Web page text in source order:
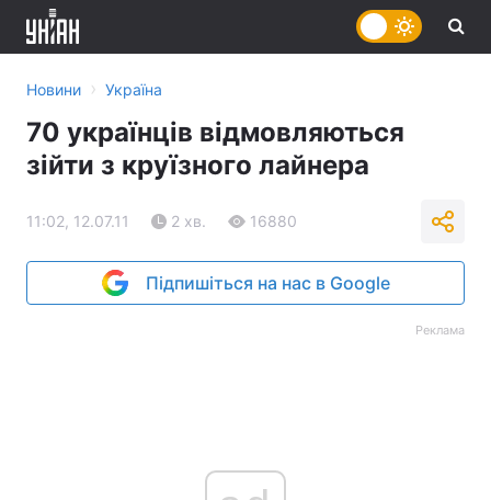
Новини › Україна
70 українців відмовляються
зійти з круїзного лайнера
11:02, 12.07.11 2 хв. 16880
Підпишіться на нас в Google
Реклама